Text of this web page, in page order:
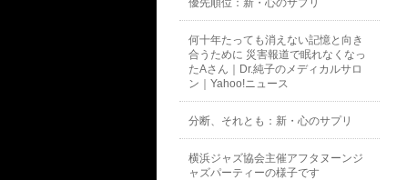
優先順位：新・心のサプリ
何十年たっても消えない記憶と向き
合うために 災害報道で眠れなくなっ
たAさん｜Dr.純子のメディカルサロ
ン｜Yahoo!ニュース
分断、それとも：新・心のサプリ
横浜ジャズ協会主催アフタヌーンジ
ャズパーティーの様子です